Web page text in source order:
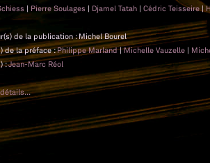
| Pierre Soulages | Djamel Tatah | Cédric Teisseire|
de la publication : Michel Bourel
de la préface :Philippe Marland|Michelle Vauzelle |
:Jean-Marc Réol